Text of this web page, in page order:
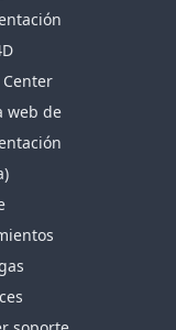
Center
web de